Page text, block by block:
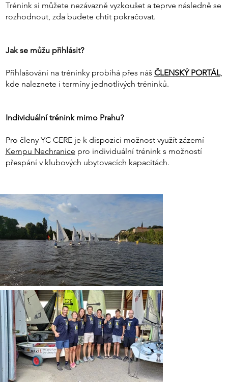
Trénink si můžete nezávazně vyzkoušet a teprve následně se
rozhodnout, zda budete chtít pokračovat.
Jak se můžu přihlásit?
Přihlašování na tréninky probíhá přes náš ČLENSKÝ PORTÁL,
kde naleznete i termíny jednotlivých tréninků.
Individuální trénink mimo Prahu?
Pro členy YC CERE je k dispozici možnost využít zázemí
Kempu Nechranice pro individuální trénink s možností
přespání v klubových ubytovacích kapacitách.